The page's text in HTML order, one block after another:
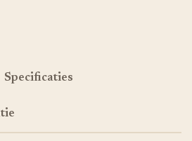
Specificaties